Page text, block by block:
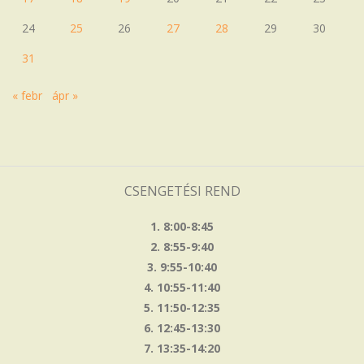
24
25 26 27 28 29
30
31
« febr ápr »
CSENGETÉSI REND
1. 8:00-8:45
2. 8:55-9:40
3. 9:55-10:40
4. 10:55-11:40
5. 11:50-12:35
6. 12:45-13:30
7. 13:35-14:20